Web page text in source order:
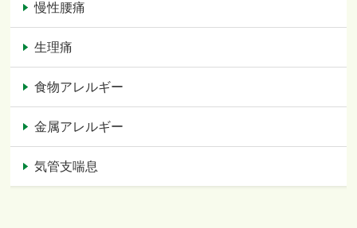
慢性腰痛
生理痛
食物アレルギー
金属アレルギー
気管支喘息